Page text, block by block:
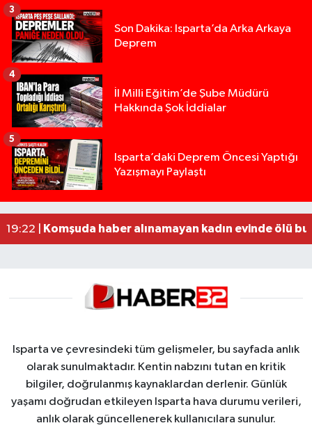
Son Dakika: Isparta’da Arka Arkaya
Deprem
3
İl Milli Eğitim’de Şube Müdürü
Hakkında Şok İddialar
4
Isparta’daki Deprem Öncesi Yaptığı
Yazışmayı Paylaştı
5
13:00 |Yığılca'da kardeşler arasındaki silahlı kavgada
12:48 |Tur teknesi çalışanlarının birbirine girdiği kavga
02:26 |MOTOSİKLETLE ÇARPIŞAN OTOMOBİL GÜL
19:22 |
Komşuda haber alınamayan kadın evinde ölü
Isparta ve çevresindeki tüm gelişmeler, bu sayfada anlık
olarak sunulmaktadır. Kentin nabzını tutan en kritik
bilgiler, doğrulanmış kaynaklardan derlenir. Günlük
yaşamı doğrudan etkileyen Isparta hava durumu verileri,
anlık olarak güncellenerek kullanıcılara sunulur.